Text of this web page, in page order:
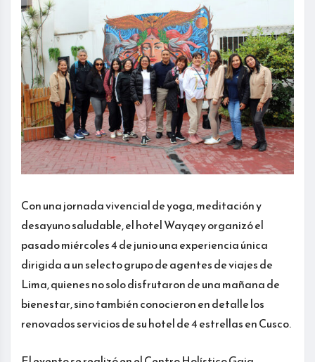
Con una jornada vivencial de yoga, meditación y
desayuno saludable, el hotel Wayqey organizó el
pasado miércoles 4 de junio una experiencia única
dirigida a un selecto grupo de agentes de viajes de
Lima, quienes no solo disfrutaron de una mañana de
bienestar, sino también conocieron en detalle los
renovados servicios de su hotel de 4 estrellas en Cusco.